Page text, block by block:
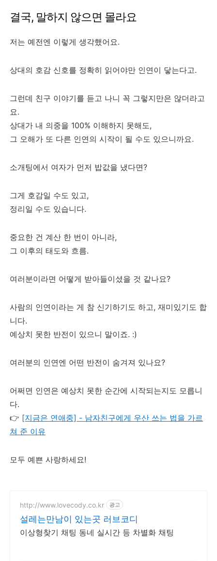
결국, 말하지 않으면 몰라요
저는 예전엔 이렇게 생각했어요.
상대의 호감 신호를 정확히 읽어야만 인연이 닿는다고.
그런데 친구 이야기를 듣고 나니 꼭 그렇지만은 않더라고
요.
상대가 내 의중을 100% 이해하지 못해도,
그 오해가 또 다른 인연의 시작이 될 수도 있으니까요.
소개팅에서 여자가 먼저 밥값을 냈다면?
그게 호감일 수도 있고,
정리일 수도 있습니다.
중요한 건 계산 한 번이 아니라,
그 이후의 태도와 흐름.
여러분이라면 어떻게 받아들이셨을 것 같나요?
사람의 인연이라는 게 참 신기하기도 하고, 재미있기도 합
니다.
예상치 못한 반전이 있으니 말이죠. :)
여러분의 인연엔 어떤 반전이 숨겨져 있나요?
어쩌면 인연은 예상치 못한 순간에 시작되는지도 모릅니
다.
👉 [지금은 연애중] - 남자친구에게 우산 쓰는 법을 가르
쳐 준 이유
모두 예쁜 사랑하세요!
http://www.lovecody.co.kr 광고
설레는만남이 있는곳 러브코디
이상형찾기 채팅 동네 실시간 등 차별화 채팅